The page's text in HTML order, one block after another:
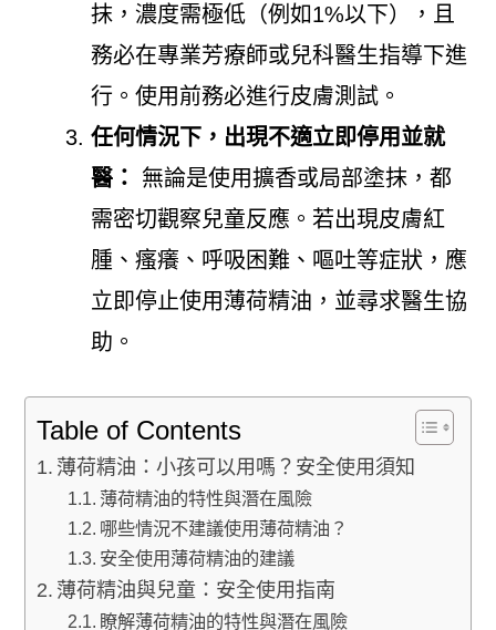
抹，濃度需極低（例如1%以下），且
務必在專業芳療師或兒科醫生指導下進
行。使用前務必進行皮膚測試。
任何情況下，出現不適立即停用並就
醫：
無論是使用擴香或局部塗抹，都
需密切觀察兒童反應。若出現皮膚紅
腫、瘙癢、呼吸困難、嘔吐等症狀，應
立即停止使用薄荷精油，並尋求醫生協
助。
Table of Contents
薄荷精油：小孩可以用嗎？安全使用須知
薄荷精油的特性與潛在風險
哪些情況不建議使用薄荷精油？
安全使用薄荷精油的建議
薄荷精油與兒童：安全使用指南
瞭解薄荷精油的特性與潛在風險